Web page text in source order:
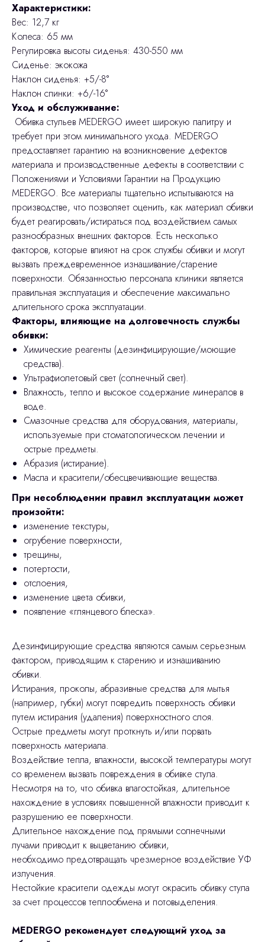
Характеристики:
Вес: 12,7 кг
Колеса: 65 мм
Регулировка высоты сиденья: 430-550 мм
Сиденье: экокожа
Наклон сиденья: +5/-8°
Наклон спинки: +6/-16°
Уход и обслуживание:
Обивка стульев MEDERGO имеет широкую палитру и
требует при этом минимального ухода. MEDERGO
предоставляет гарантию на возникновение дефектов
материала и производственные дефекты в соответствии с
Положениями и Условиями Гарантии на Продукцию
MEDERGO. Все материалы тщательно испытываются на
производстве, что позволяет оценить, как материал обивки
будет реагировать/истираться под воздействием самых
разнообразных внешних факторов. Есть несколько
факторов, которые влияют на срок службы обивки и могут
вызвать преждевременное изнашивание/старение
поверхности. Обязанностью персонала клиники является
правильная эксплуатация и обеспечение максимально
длительного срока эксплуатации.
Факторы, влияющие на долговечность службы
обивки:
Химические реагенты (дезинфицирующие/моющие
средства).
Ультрафиолетовый свет (солнечный свет).
Влажность, тепло и высокое содержание минералов в
воде.
Смазочные средства для оборудования, материалы,
используемые при стоматологическом лечении и
острые предметы.
Абразия (истирание).
Масла и красители/обесцвечивающие вещества.
При несоблюдении правил эксплуатации может
произойти:
изменение текстуры,
огрубение поверхности,
трещины,
потертости,
отслоения,
изменение цвета обивки,
появление «глянцевого блеска».
Дезинфицирующие средства являются самым серьезным
фактором, приводящим к старению и изнашиванию
обивки.
Истирания, проколы, абразивные средства для мытья
(например, губки) могут повредить поверхность обивки
путем истирания (удаления) поверхностного слоя.
Острые предметы могут проткнуть и/или порвать
поверхность материала.
Воздействие тепла, влажности, высокой температуры могут
со временем вызвать повреждения в обивке стула.
Несмотря на то, что обивка влагостойкая, длительное
нахождение в условиях повышенной влажности приводит к
разрушению ее поверхности.
Длительное нахождение под прямыми солнечными
лучами приводит к выцветанию обивки,
необходимо предотвращать чрезмерное воздействие УФ
излучения.
Нестойкие красители одежды могут окрасить обивку стула
за счет процессов теплообмена и потовыделения.
MEDERGO рекомендует следующий уход за